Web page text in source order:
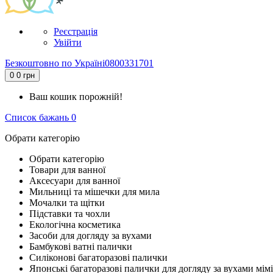
Реєстрація
Увійти
Безкоштовно по Україні0800331701
0 0 грн
Ваш кошик порожній!
Список бажань 0
Обрати категорію
Обрати категорію
Товари для ванної
Аксесуари для ванної
Мильниці та мішечки для мила
Мочалки та щітки
Підставки та чохли
Екологічна косметика
Засоби для догляду за вухами
Бамбукові ватні палички
Силіконові багаторазові палички
Японські багаторазові палички для догляду за вухами